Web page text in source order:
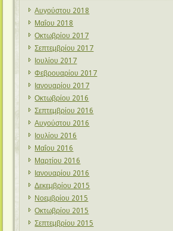
Αυγούστου 2018
Μαΐου 2018
Οκτωβρίου 2017
Σεπτεμβρίου 2017
Ιουλίου 2017
Φεβρουαρίου 2017
Ιανουαρίου 2017
Οκτωβρίου 2016
Σεπτεμβρίου 2016
Αυγούστου 2016
Ιουλίου 2016
Μαΐου 2016
Μαρτίου 2016
Ιανουαρίου 2016
Δεκεμβρίου 2015
Νοεμβρίου 2015
Οκτωβρίου 2015
Σεπτεμβρίου 2015